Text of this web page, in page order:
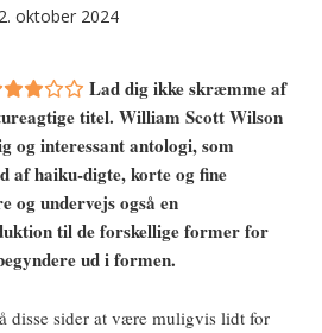
oktober 2024
Lad dig ikke skræmme af
titel. William Scott Wilson
og interessant antologi, som
af haiku-digte, korte og fine
og undervejs også en
til de forskellige former for
ud i formen.
disse sider at være muligvis lidt for